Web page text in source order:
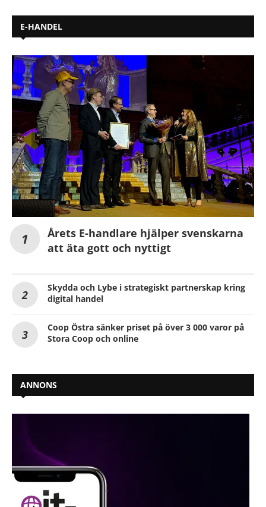
E-HANDEL
Årets E-handlare hjälper svenskarna
att äta gott och nyttigt
Skydda och Lybe i strategiskt partnerskap kring
digital handel
Coop Östra sänker priset på över 3 000 varor på
Stora Coop och online
ANNONS